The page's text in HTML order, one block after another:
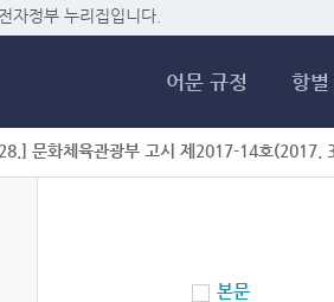
자정부 누리집입니다.
어문 규정 항별
문화체육관광부 고시 제2017-14호(2017.
본문